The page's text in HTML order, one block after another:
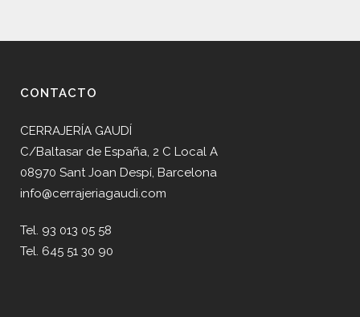
CONTACTO
CERRAJERÍA GAUDÍ
C/Baltasar de España, 2 C Local A
08970 Sant Joan Despí, Barcelona
info@cerrajeriagaudi.com
Tel. 93 013 05 58
Tel. 645 51 30 90